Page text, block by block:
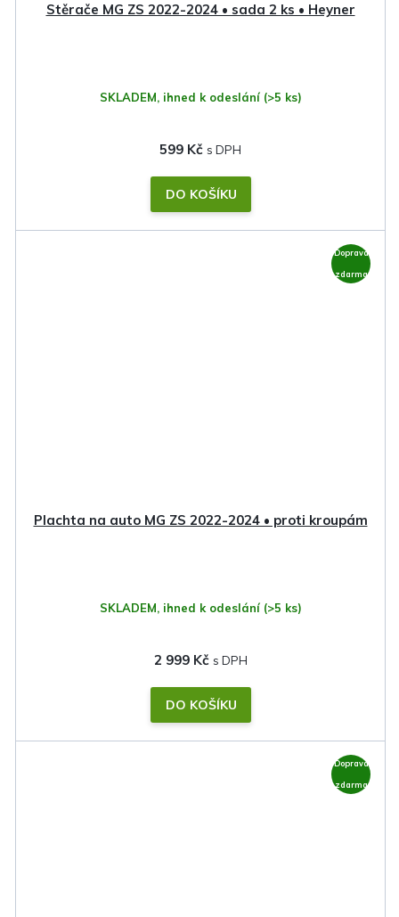
Stěrače MG ZS 2022-2024 • sada 2 ks • Heyner
SKLADEM, ihned k odeslání (>5 ks)
599 Kč
DO KOŠÍKU
Doprava
zdarma
Plachta na auto MG ZS 2022-2024 • proti kroupám
SKLADEM, ihned k odeslání (>5 ks)
2 999 Kč
DO KOŠÍKU
Doprava
zdarma